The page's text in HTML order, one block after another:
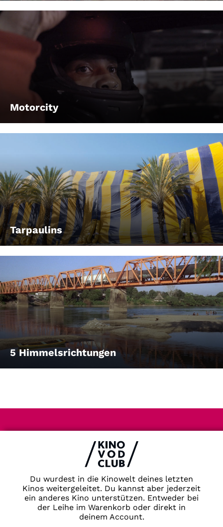
Du wurdest in die Kinowelt deines letzten
Kinos weitergeleitet. Du kannst aber jederzeit
ein anderes Kino unterstützen. Entweder bei
der Leihe im Warenkorb oder direkt in
deinem Account.
Motorcity
Tarpaulins
5 Himmelsrichtungen
AGB
Kontakt
Newsletter
Partner